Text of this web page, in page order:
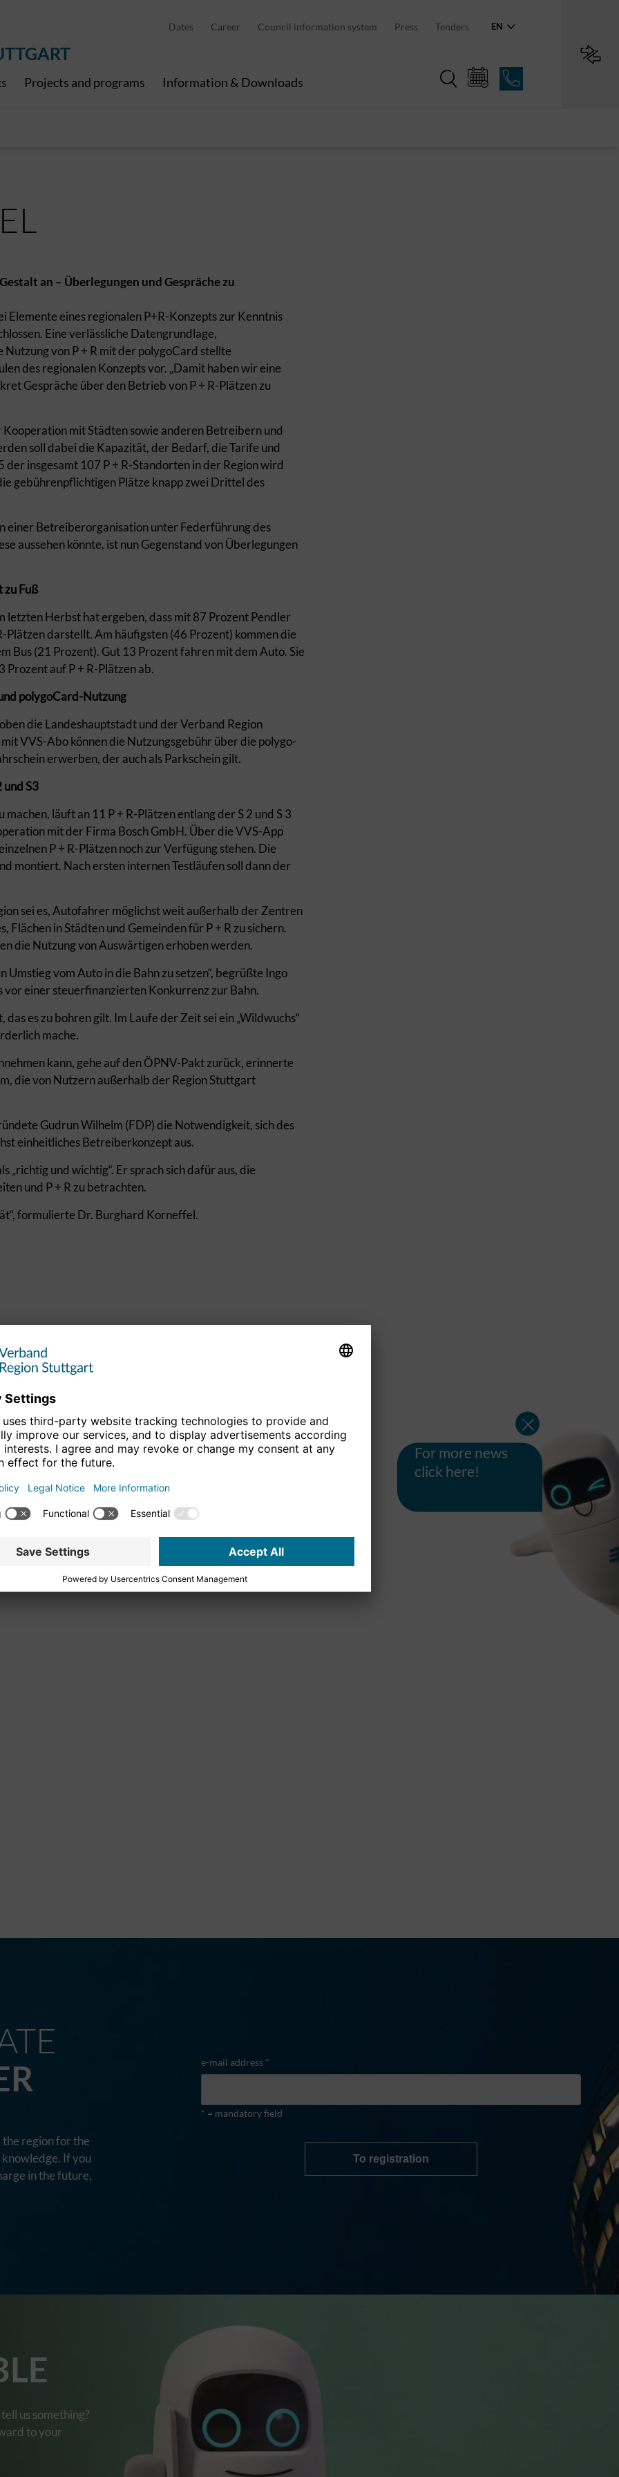
Dates Career Council information system Press Tenders EN
Projects and programs Information & Downloads
an – Überlegungen und Gespräche zu
Elemente eines regionalen P+R-Konzepts zur Kenntnis
Eine verlässliche Datengrundlage,
von P + R mit der polygoCard stellte
des regionalen Konzepts vor. „Damit haben wir eine
Gespräche über den Betrieb von P + R-Plätzen zu
Kooperation mit Städten sowie anderen Betreibern und
soll dabei die Kapazität, der Bedarf, die Tarife und
insgesamt 107 P + R-Standorten in der Region wird
gebührenpflichtigen Plätze knapp zwei Drittel des
einer Betreiberorganisation unter Federführung des
aussehen könnte, ist nun Gegenstand von Überlegungen
zu Fuß
letzten Herbst hat ergeben, dass mit 87 Prozent Pendler
darstellt. Am häufigsten (46 Prozent) kommen die
Bus (21 Prozent). Gut 13 Prozent fahren mit dem Auto. Sie
Prozent auf P + R-Plätzen ab.
polygoCard-Nutzung
die Landeshauptstadt und der Verband Region
VVS-Abo können die Nutzungsgebühr über die polygo-
erwerben, der auch als Parkschein gilt.
und S3
läuft an 11 P + R-Plätzen entlang der S 2 und S 3
mit der Firma Bosch GmbH. Über die VVS-App
P + R-Plätzen noch zur Verfügung stehen. Die
montiert. Nach ersten internen Testläufen soll dann der
sei es, Autofahrer möglichst weit außerhalb der Zentren
Flächen in Städten und Gemeinden für P + R zu sichern.
die Nutzung von Auswärtigen erhoben werden.
vom Auto in die Bahn zu setzen“, begrüßte Ingo
einer steuerfinanzierten Konkurrenz zur Bahn.
es zu bohren gilt. Im Laufe der Zeit sei ein „Wildwuchs“
mache.
kann, gehe auf den ÖPNV-Pakt zurück, erinnerte
die von Nutzern außerhalb der Region Stuttgart
Gudrun Wilhelm (FDP) die Notwendigkeit, sich des
einheitliches Betreiberkonzept aus.
„richtig und wichtig“. Er sprach sich dafür aus, die
und P + R zu betrachten.
formulierte Dr. Burghard Korneffel.
For more news
click here!
region for the
If you
in the future,
e-mail address *
* = mandatory field
To registration
us something?
to your